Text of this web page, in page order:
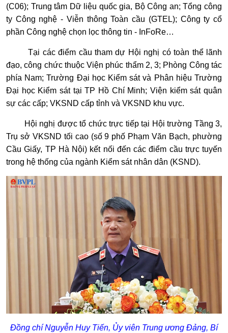
(C06); Trung tâm Dữ liệu quốc gia, Bộ Công an; Tổng công
ty Công nghệ - Viễn thông Toàn cầu (GTEL); Công ty cổ
phần Công nghệ chọn lọc thông tin - InFoRe…
Tại các điểm cầu tham dự Hội nghị có toàn thể lãnh
đạo, công chức thuộc Viện phúc thẩm 2, 3; Phòng Công tác
phía Nam; Trường Đại học Kiểm sát và Phân hiệu Trường
Đại học Kiểm sát tại TP Hồ Chí Minh; Viện kiểm sát quân
sự các cấp; VKSND cấp tỉnh và VKSND khu vực.
Hội nghị được tổ chức trực tiếp tại Hội trường Tầng 3,
Trụ sở VKSND tối cao (số 9 phố Phạm Văn Bạch, phường
Cầu Giấy, TP Hà Nội) kết nối đến các điểm cầu trực tuyến
trong hệ thống của ngành Kiểm sát nhân dân (KSND).
Đồng chí Nguyễn Huy Tiến, Ủy viên Trung ương Đảng, Bí